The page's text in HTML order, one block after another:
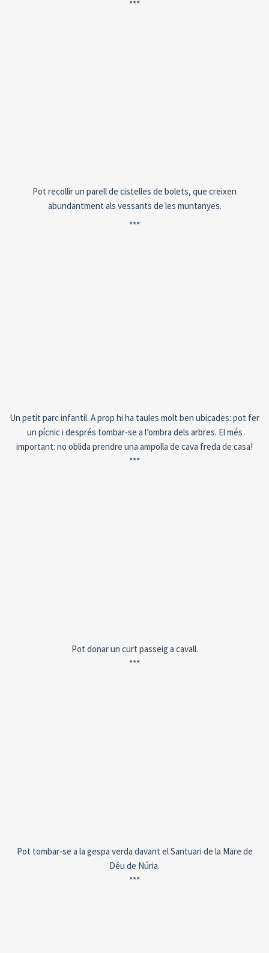
***
Pot recollir un parell de cistelles de bolets, que creixen
abundantment als vessants de les muntanyes.
***
Un petit parc infantil. A prop hi ha taules molt ben ubicades: pot fer
un pícnic i després tombar-se a l’ombra dels arbres. El més
important: no oblida prendre una ampolla de cava freda de casa!
***
Pot donar un curt passeig a cavall.
***
Pot tombar-se a la gespa verda davant el Santuari de la Mare de
Déu de Núria.
***